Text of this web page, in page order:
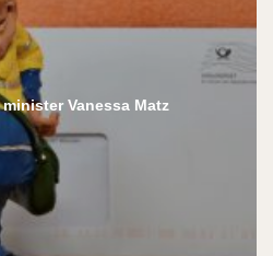
Vanessa Matz